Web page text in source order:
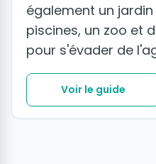
également un
piscines, un zoo et
pour s'évader de
Voir le guide